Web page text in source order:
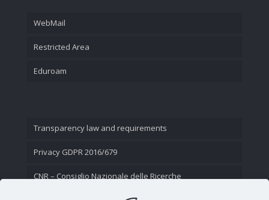
WebMail
Restricted Area
Eduroam
Transparency law and requirements
Privacy GDPR 2016/679
CNR – Consiglio Nazionale delle Ricerche